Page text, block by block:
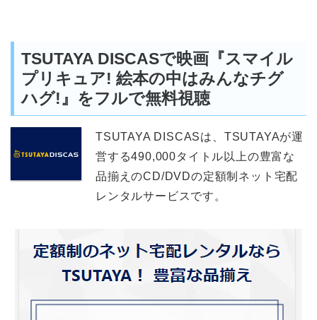
TSUTAYA DISCASで映画『スマイル
プリキュア! 絵本の中はみんなチグ
ハグ!』をフルで無料視聴
TSUTAYA DISCASは、TSUTAYAが運
営する490,000タイトル以上の豊富な
品揃えのCD/DVDの定額制ネット宅配
レンタルサービスです。